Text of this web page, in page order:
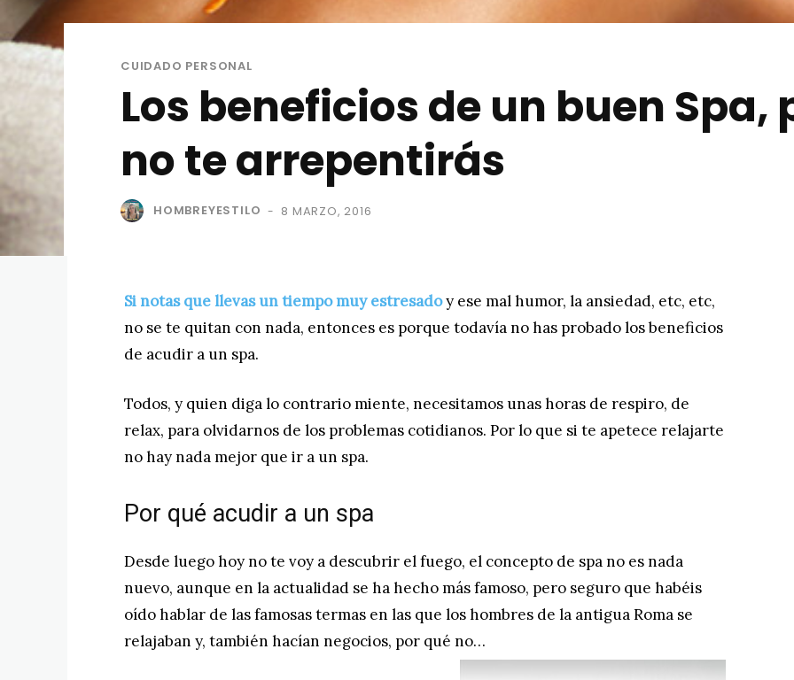
CUIDADO PERSONAL
Los beneficios de un buen Spa,
no te arrepentirás
HOMBREYESTILO - 8 MARZO, 2016
Si notas que llevas un tiempo muy estresadoy ese mal humor, la ansiedad, etc, etc,
no se te quitan con nada, entonces es porque todavía no has probado los beneficios
de acudir a un spa.
Todos, y quien diga lo contrario miente, necesitamos unas horas de respiro, de
relax, para olvidarnos de los problemas cotidianos. Por lo que si te apetece relajarte
no hay nada mejor que ir a un spa.
Por qué acudir a un spa
Desde luego hoy no te voy a descubrir el fuego, el concepto de spa no es nada
nuevo, aunque en la actualidad se ha hecho más famoso, pero seguro que habéis
oído hablar de las famosas termas en las que los hombres de la antigua Roma se
relajaban y, también hacían negocios, por qué no…